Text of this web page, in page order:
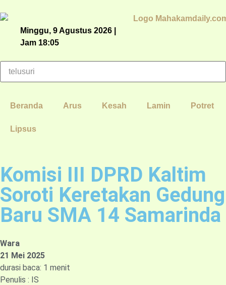
Minggu, 9 Agustus 2026 |
Jam 18:05
Beranda Arus Kesah Lamin Potret
Lipsus
Komisi III DPRD Kaltim
Soroti Keretakan Gedung
Baru SMA 14 Samarinda
Wara
21 Mei 2025
durasi baca: 1 menit
Penulis : IS